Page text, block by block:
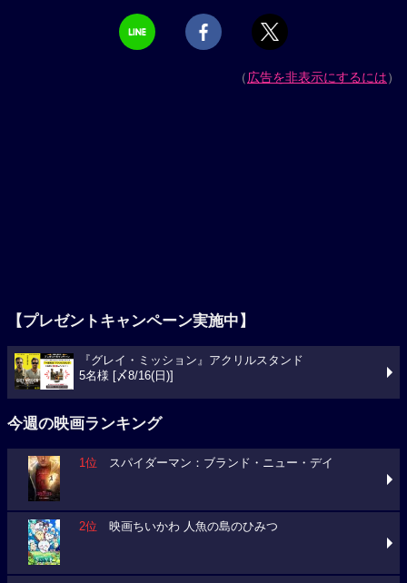
（広告を非表示にするには）
【プレゼントキャンペーン実施中】
『グレイ・ミッション』アクリルスタンド
5名様 [〆8/16(日)]
今週の映画ランキング
1位 スパイダーマン：ブランド・ニュー・デイ
2位 映画ちいかわ 人魚の島のひみつ